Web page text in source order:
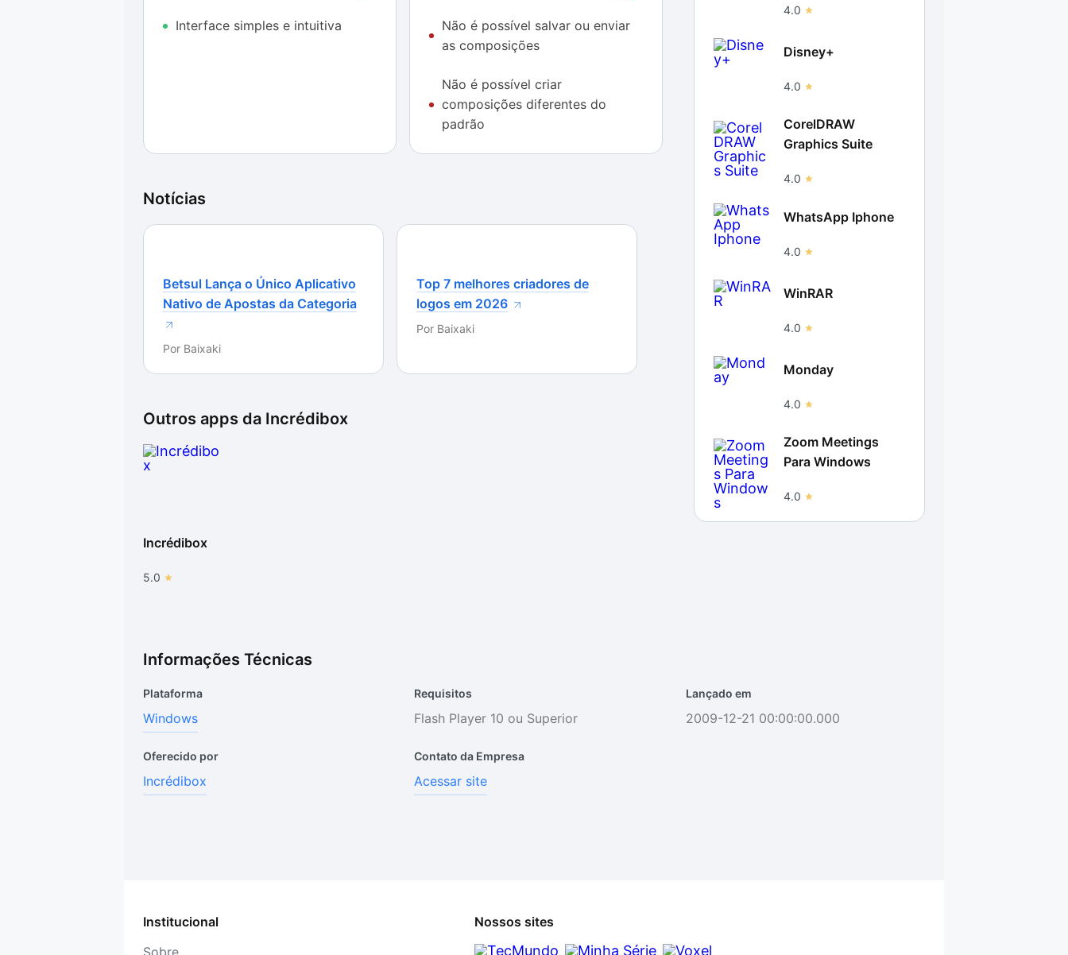
A usabilidade deste projeto é bastante simplificada, ou seja, qualquer pessoa é capaz
clicar e aguardar até que seja a vez daquele “instrumento” desempenhar sua função
dentro do coro de vozes e efeitos especiais. Então, a única restrição e exigência que se
pode notar no Icrédibox é a presença do Flash Player 10 ou superior, já que se trata de
uma aplicativo desenvolvido para esta plataforma. Nada além disso poderá impedir a
Interface simples e intuitiva
Não é possível salvar ou enviar
as composições
Não é possível criar
composições diferentes do
padrão
Notícias
Betsul Lança o Único Aplicativo
Nativo de Apostas da Categoria
Por Baixaki
Top 7 melhores criadores de
logos em 2026
Por Baixaki
Outros apps da Incrédibox
Incrédibox
5.0
4.0
Disney+
4.0
CorelDRAW
Graphics Suite
4.0
WhatsApp Iphone
4.0
WinRAR
4.0
Monday
4.0
Zoom Meetings
Para Windows
4.0
Informações Técnicas
Plataforma
Windows
Requisitos
Flash Player 10 ou Superior
Lançado em
2009-12-21 00:00:00.000
Oferecido por
Incrédibox
Contato da Empresa
Acessar site
Institucional
Sobre
Nossos sites